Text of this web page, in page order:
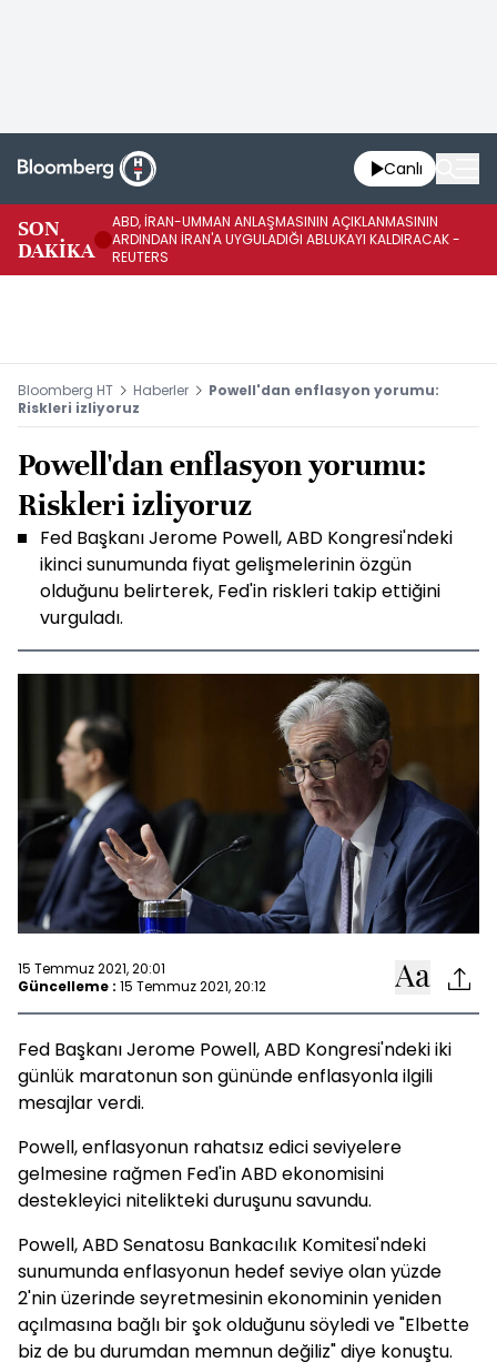
Canlı
SON
DAKİKA
ABD, İRAN-UMMAN ANLAŞMASININ AÇIKLANMASININ
ARDINDAN İRAN'A UYGULADIĞI ABLUKAYI KALDIRACAK -
REUTERS
Bloomberg HT Haberler
Powell'dan enflasyon yorumu:
Riskleri izliyoruz
Powell'dan enflasyon yorumu:
Riskleri izliyoruz
Fed Başkanı Jerome Powell, ABD Kongresi'ndeki
ikinci sunumunda fiyat gelişmelerinin özgün
olduğunu belirterek, Fed'in riskleri takip ettiğini
vurguladı.
15 Temmuz 2021, 20:01
Güncelleme : 15 Temmuz 2021, 20:12
Fed Başkanı Jerome Powell, ABD Kongresi'ndeki iki
günlük maratonun son gününde enflasyonla ilgili
mesajlar verdi.
Powell, enflasyonun rahatsız edici seviyelere
gelmesine rağmen Fed'in ABD ekonomisini
destekleyici nitelikteki duruşunu savundu.
Powell, ABD Senatosu Bankacılık Komitesi'ndeki
sunumunda enflasyonun hedef seviye olan yüzde
2'nin üzerinde seyretmesinin ekonominin yeniden
açılmasına bağlı bir şok olduğunu söyledi ve "Elbette
biz de bu durumdan memnun değiliz" diye konuştu.